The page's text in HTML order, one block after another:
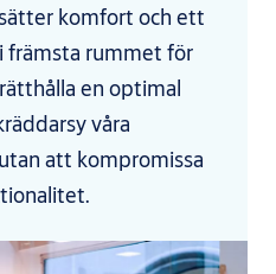
komfort och ett
främsta rummet för
en optimal
våra
att kompromissa